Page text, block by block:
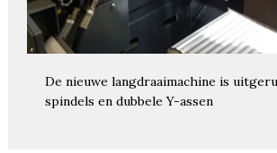
De nieuwe langdraaimachine is
spindels en dubbele Y-assen